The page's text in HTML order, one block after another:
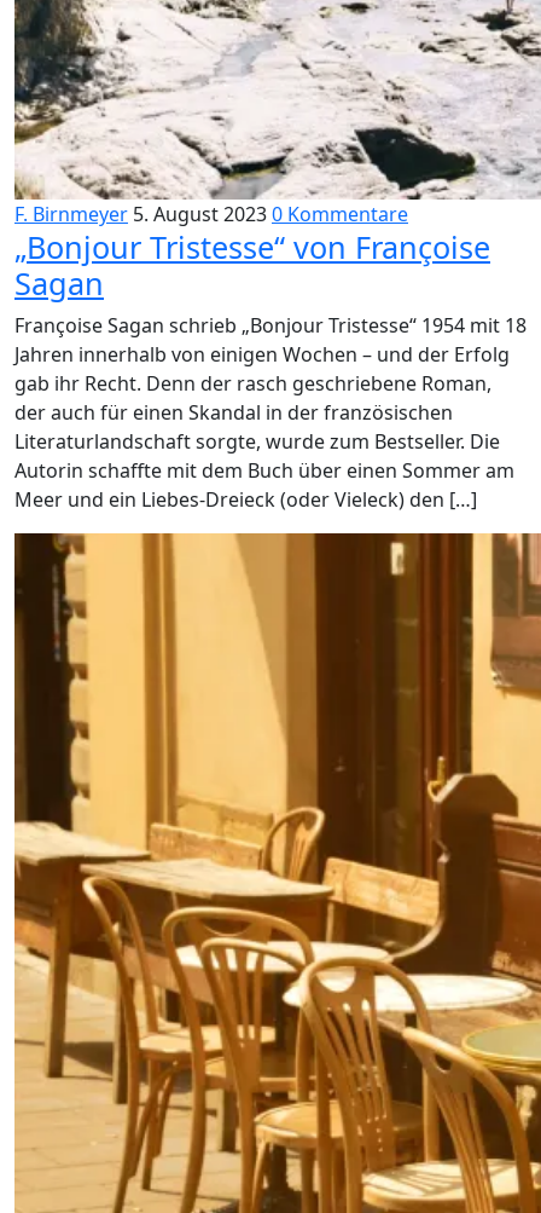
F. Birnmeyer 5. August 20230 Kommentare
„Bonjour Tristesse“ von Françoise
Sagan
Françoise Sagan schrieb „Bonjour Tristesse“ 1954 mit 18
Jahren innerhalb von einigen Wochen – und der Erfolg
gab ihr Recht. Denn der rasch geschriebene Roman,
der auch für einen Skandal in der französischen
Literaturlandschaft sorgte, wurde zum Bestseller. Die
Autorin schaffte mit dem Buch über einen Sommer am
Meer und ein Liebes-Dreieck (oder Vieleck) den […]